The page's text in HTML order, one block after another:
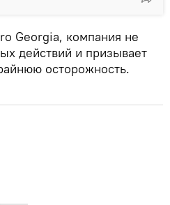
Georgia, компания не
действий и призывает
осторожность.